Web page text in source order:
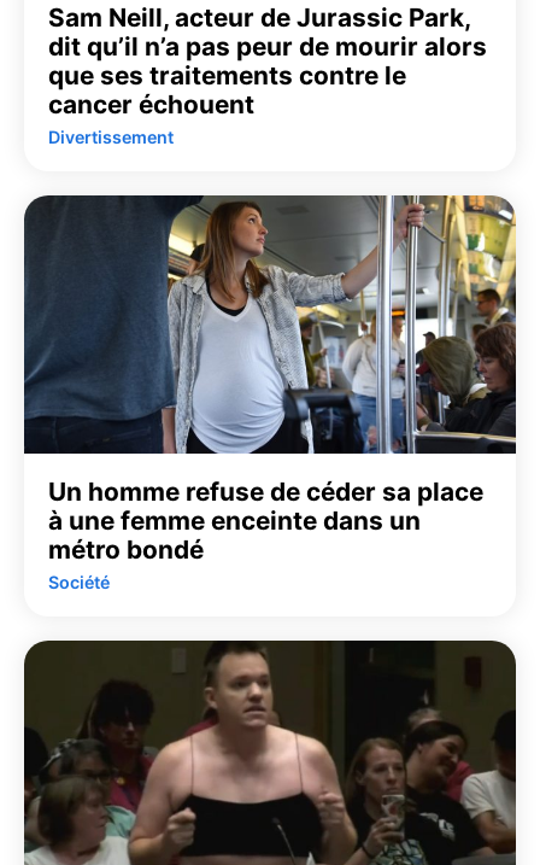
Sam Neill, acteur de Jurassic Park,
dit qu’il n’a pas peur de mourir alors
que ses traitements contre le
cancer échouent
Divertissement
Un homme refuse de céder sa place
à une femme enceinte dans un
métro bondé
Société